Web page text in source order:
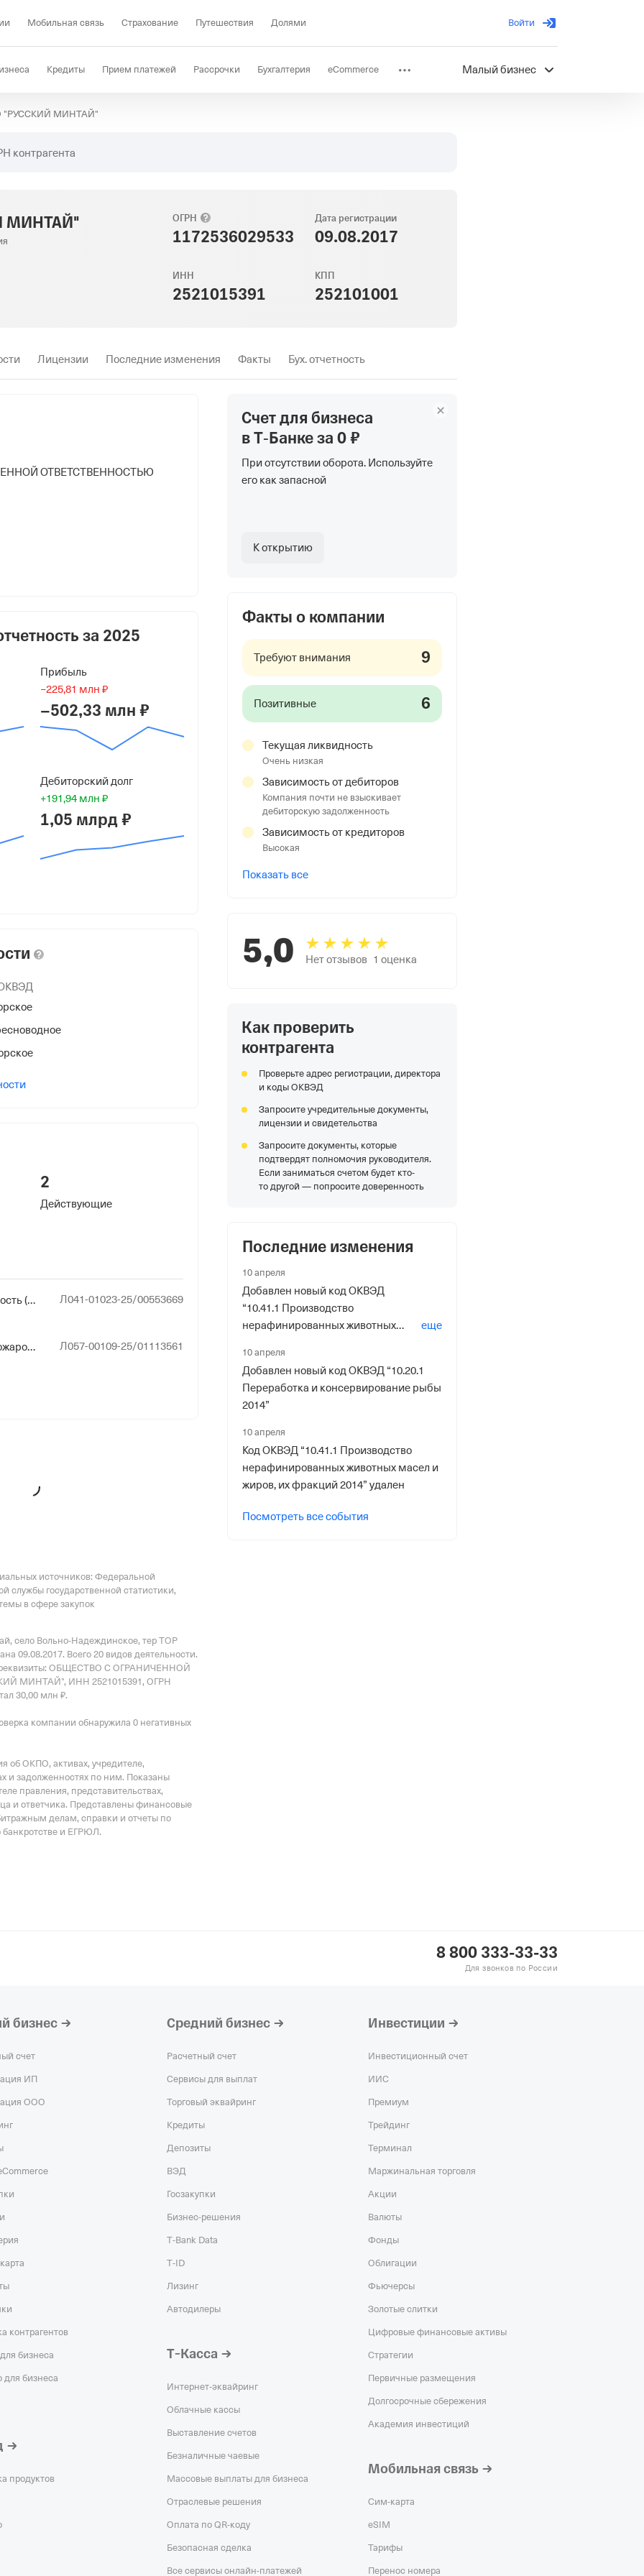
Мобильная связь Страхование Путешествия Долями Войти
Кредиты Прием платежей Рассрочки Бухгалтерия eCommerce
Депозиты КЭДО
Малый бизнес
"РУССКИЙ МИНТАЙ"
контрагента
МИНТАЙ" ОГРН
1172536029533
Дата регистрации
09.08.2017
ИНН
2521015391
КПП
252101001
Лицензии Последние изменения Факты Бух. отчетность
ОТВЕТСТВЕННОСТЬЮ
ОТВЕТСТВЕННОСТЬЮ
село Вольно-Надеждинское, тер
Федеральной Налоговой Службы
в ПФР
органа
и Социального Страхования
за 2025
Прибыль
−225,81 млн ₽
−502,33 млн ₽
Дебиторский долг
+191,94 млн ₽
1,05 млрд ₽
2
Действующие
Медицинская деятельность (за исключением указанной деятельности, осуществляемой медицинскими организациями и другими организациями, входящими в частную систему здравоохранения, на территории инновационного центра "Сколково")
Л041-01023-25/00553669
Эксплуатация взрывопожароопасных и химически опасных производственных объектов I, II и III классов опасности
Л057-00109-25/01113561
источников: Федеральной
службы государственной статистики,
в сфере закупок
село Вольно-Надеждинское, тер ТОР
09.08.2017. Всего 20 видов деятельности.
ОБЩЕСТВО С ОГРАНИЧЕННОЙ
МИНТАЙ", ИНН 2521015391, ОГРН
30,00 млн ₽.
компании обнаружила 0 негативных
об ОКПО, активах, учредителе,
и задолженностях по ним. Показаны
правления, представительствах,
и ответчика. Представлены финансовые
делам, справки и отчеты по
банкротстве и ЕГРЮЛ.
Счет для бизнеса
в Т‑Банкеза 0 ₽
При отсутствии оборота. Используйте
его как запасной
К открытию
Факты о компании
Требуют внимания 9
Позитивные 6
Текущая ликвидность
Очень низкая
Зависимость от дебиторов
Компания почти не взыскивает
дебиторскую задолженность
Зависимость от кредиторов
Высокая
Показать все
5,0 Нет отзывов 1 оценка
Как проверить
контрагента
Проверьте адрес регистрации, директора
и коды ОКВЭД
Запросите учредительные документы,
лицензии и свидетельства
Запросите документы, которые
подтвердят полномочия руководителя.
Если заниматься счетом будет кто-
то другой — попросите доверенность
Последние изменения
10 апреля
Добавлен новый код ОКВЭД
“10.41.1 Производство
нерафинированных животных
еще
10 апреля
Добавлен новый код ОКВЭД “10.20.1
Переработка и консервирование рыбы
2014”
10 апреля
Код ОКВЭД “10.41.1 Производство
нерафинированных животных масел и
жиров, их фракций 2014” удален
Посмотреть все события
8 800 333-33-33
Для звонков по России
бизнес
счет
ИП
ООО
контрагентов
бизнеса
для бизнеса
продуктов
Средний бизнес
Расчетный счет
Сервисы для выплат
Торговый эквайринг
Кредиты
Депозиты
ВЭД
Госзакупки
Бизнес-решения
T‑Bank Data
T‑ID
Лизинг
Автодилеры
Т‑Касса
Интернет-эквайринг
Облачные кассы
Выставление счетов
Безналичные чаевые
Массовые выплаты для бизнеса
Отраслевые решения
Оплата по QR‑коду
Безопасная сделка
Все сервисы онлайн-платежей
Инвестиции
Инвестиционный счет
ИИС
Премиум
Трейдинг
Терминал
Маржинальная торговля
Акции
Валюты
Фонды
Облигации
Фьючерсы
Золотые слитки
Цифровые финансовые активы
Стратегии
Первичные размещения
Долгосрочные сбережения
Академия инвестиций
Мобильная связь
Сим‑карта
eSIM
Тарифы
Перенос номера